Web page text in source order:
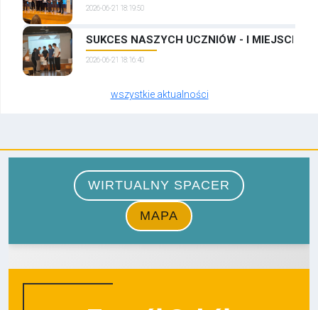
2026-06-21 18:19:50
SUKCES NASZYCH UCZNIÓW - I MIEJSCE W
2026-06-21 18:16:40
wszystkie aktualności